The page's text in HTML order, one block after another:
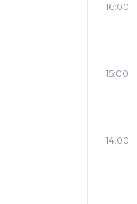
16:00
15:00
14:00